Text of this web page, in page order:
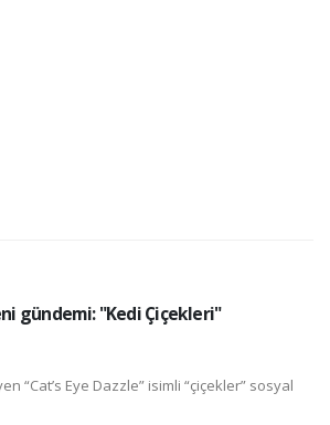
gündemi: "Kedi Çiçekleri"
“Cat’s Eye Dazzle” isimli “çiçekler” sosyal